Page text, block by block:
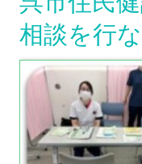
相談を行